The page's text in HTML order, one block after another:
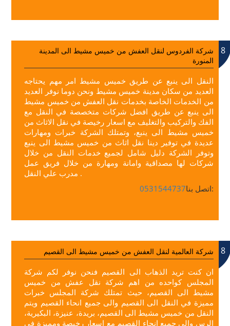
8
شركة الفردوس لنقل العفش من خميس مشيط الى المدينة
المنورة
النقل الى ينبع عن طريق خميس مشيط امر مهم يحتاجه
العديد من سكان مدينة خميس مشيط ونحن دوما نوفر العديد
من الخدمات الخاصة بخدمات نقل العفش من خميس مشيط
الى ينبع عن طريق افضل شركات متخصصة في النقل مع
الفك والتركيب والتغليف مع اسعار رخيصة في نقل الاثاث من
خميس مشيط الى ينبع، وتمتلك الشركة خبرات ومهارات
عديدة في توفير دينا نقل اثاث من خميس مشيط الى ينبع
وتوفر الشركة دليل شامل لجميع خدمات النقل من خلال
شركات لها مصداقية وامانة ومهارة من خلال فريق عمل
مدرب علي النقل .
0531544737
اتصل بنا:
8 شركة العالمية لنقل العفش من خميس مشيط الى القصيم
ان كنت تريد الذهاب الى القصيم فنحن نوفر لكم شركة
المجلس كواحده من اهم شركة نقل عفش من خميس
مشيط الى القصيم، حيث تمتلك شركة المجلس خبرات
مميزة في النقل الى القصيم والى جميع انحاء القصيم ويتم
النقل من خميس مشيط الى القصيم، بريدة، عنيزة، البكيرية،
الرس والى جميع انحاء القصيم مع اسعار رخيصة ومميزة في